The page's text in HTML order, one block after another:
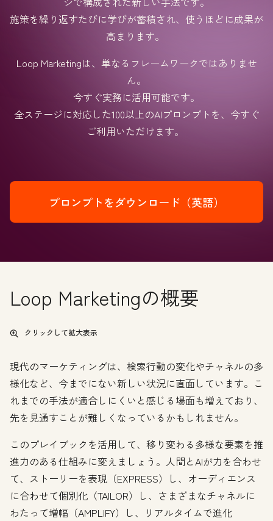
施策を繰り返すたびに学びが蓄積され、使うほどに成果が
高まります。
Loop Marketingは、単なるフレームワークではありませ
ん。
今すぐ実務に活用可能です。
全ステージに対応した100以上のAIプロンプトを、今すぐ
ご利用いただけます。
プロンプトをダウンロード（英語）
Loop Marketingの概要
クリックして拡大表示
現代のマーケティングは、検索行動の変化やチャネルの多
様化など、今までにない新しい状況に直面しています。こ
れまでの手法が適合しにくいと感じる場面も増えており、
先を見通すことが難しくなっているかもしれません。
このプレイブックを活用して、移り変わる多様な要素を推
進力のある仕組みに変えましょう。人間とAIが力を合わせ
て、ストーリーを表現（EXPRESS）し、オーディエンス
に合わせて個別化（TAILOR）し、さまざまなチャネルに
わたって増幅（AMPLIFY）し、リアルタイムで進化